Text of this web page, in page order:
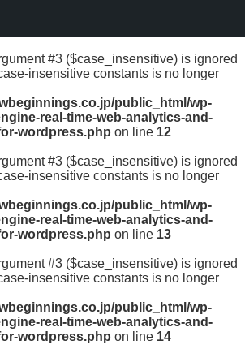
#3 ($case_insensitive) is ignored
insensitive constants is no longer
public_html/wp-
real-time-web-analytics-and-
wordpress.php on line 12
#3 ($case_insensitive) is ignored
insensitive constants is no longer
public_html/wp-
real-time-web-analytics-and-
wordpress.php on line 13
#3 ($case_insensitive) is ignored
insensitive constants is no longer
public_html/wp-
real-time-web-analytics-and-
wordpress.php on line 14